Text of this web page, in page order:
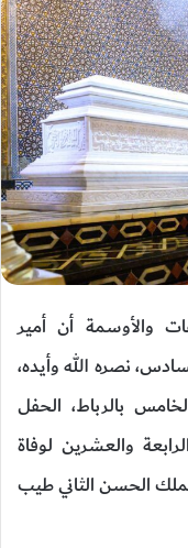
والأوسمة أن أمير
نصره الله وأيده،
بالرباط، الحفل
والعشرين لوفاة
الحسن الثاني طيب